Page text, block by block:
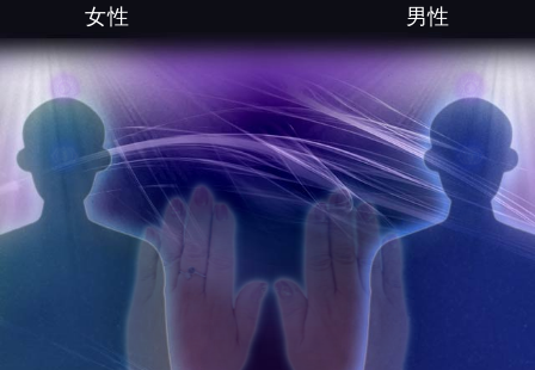
女性
男性
刺激や新しいものを好む
成長につながる恋